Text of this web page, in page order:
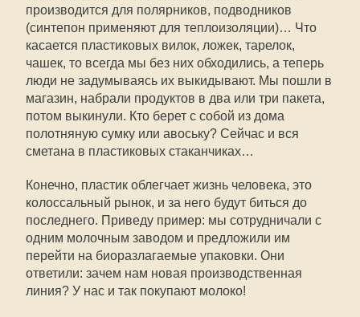
производится для полярников, подводников
(синтепон применяют для теплоизоляции)… Что
касается пластиковых вилок, ложек, тарелок,
чашек, то всегда мы без них обходились, а теперь
люди не задумываясь их выкидывают. Мы пошли в
магазин, набрали продуктов в два или три пакета,
потом выкинули. Кто берет с собой из дома
полотняную сумку или авоську? Сейчас и вся
сметана в пластиковых стаканчиках…
Конечно, пластик облегчает жизнь человека, это
колоссальный рынок, и за него будут биться до
последнего. Приведу пример: мы сотрудничали с
одним молочным заводом и предложили им
перейти на биоразлагаемые упаковки. Они
ответили: зачем нам новая производственная
линия? У нас и так покупают молоко!